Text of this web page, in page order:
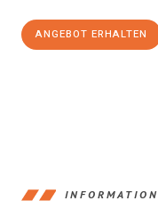
ANGEBOT ERHALTEN